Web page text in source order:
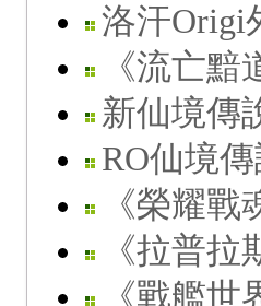
洛汗Origi
《流亡黯
新仙境傳
RO仙境
《榮耀戰
《拉普拉
《戰艦世